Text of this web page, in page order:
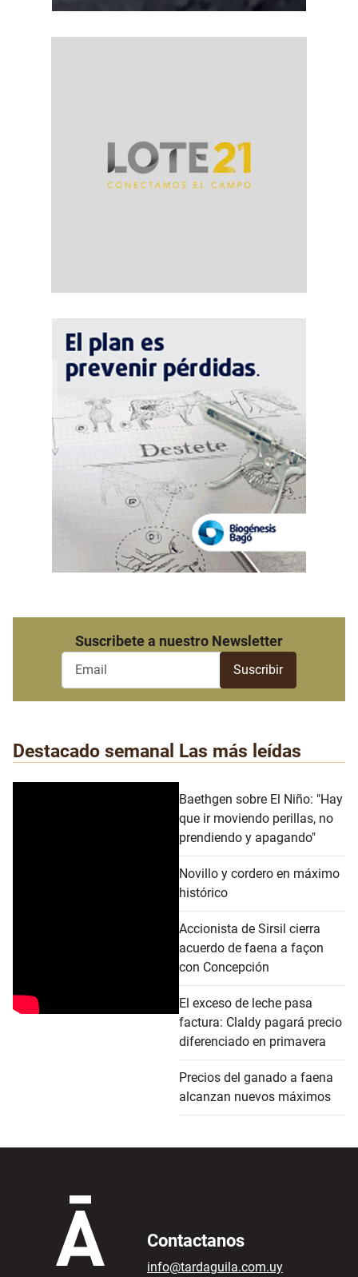
Suscribete a nuestro Newsletter
Destacado semanal Las más leídas
Baethgen sobre El Niño: "Hay
que ir moviendo perillas, no
prendiendo y apagando"
Novillo y cordero en máximo
histórico
Accionista de Sirsil cierra
acuerdo de faena a façon
con Concepción
El exceso de leche pasa
factura: Claldy pagará precio
diferenciado en primavera
Precios del ganado a faena
alcanzan nuevos máximos
Contactanos
info@tardaguila.com.uy